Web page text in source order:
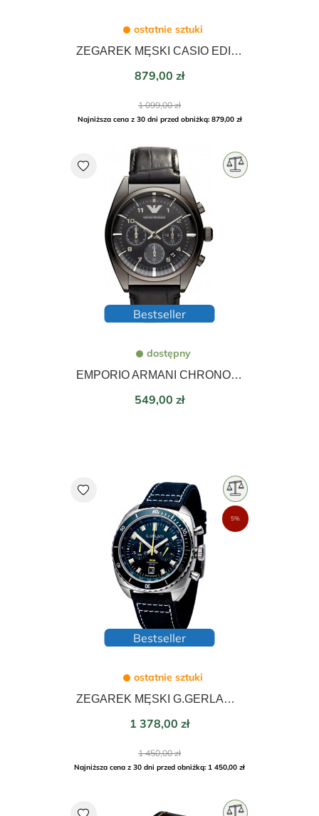
ostatnie sztuki
ZEGAREK MĘSKI CASIO EDIFICE ARMBAND SOLAR BLUETOOTH 48 Mm ECB-950DC-1AEF
Cena
879,00 zł
Cena
podstawowa
1 099,00 zł
Najniższa cena z 30 dni przed obniżką: 879,00 zł
Bestseller
dostępny
EMPORIO ARMANI CHRONOGRAPH 42mm AR0393
Cena
549,00 zł
favorite
Bestseller
ostatnie sztuki
ZEGAREK MĘSKI G.GERLACH QUARTZ CHRONOGRAPH 43mm ENIGMA CZARNA
Cena
1 378,00 zł
Cena
podstawowa
1 450,00 zł
Najniższa cena z 30 dni przed obniżką: 1 450,00 zł
favorite
5%